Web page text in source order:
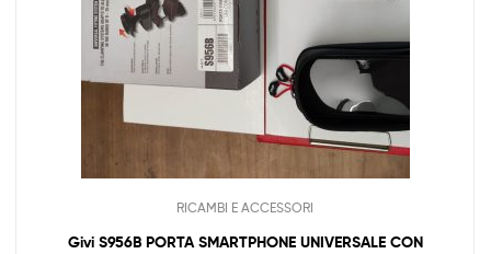
RICAMBI E ACCESSORI
Givi S956B PORTA SMARTPHONE UNIVERSALE CON